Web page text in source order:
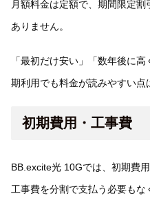
月額料金は定額で、期間限定
ありません。
「最初だけ安い」「数年後に
期利用でも料金が読みやすい点
初期費用・工事費
BB.excite光 10Gでは、初期費
工事費を分割で支払う必要も